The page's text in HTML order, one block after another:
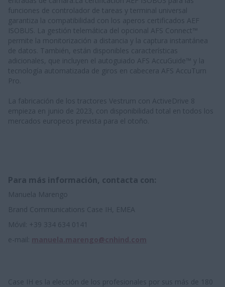
funciones de controlador de tareas y terminal universal
garantiza la compatibilidad con los aperos certificados AEF
ISOBUS. La gestión telemática del opcional AFS Connect™
permite la monitorización a distancia y la captura instantánea
de datos. También, están disponibles características
adicionales, que incluyen el autoguiado AFS AccuGuide™ y la
tecnología automatizada de giros en cabecera AFS AccuTurn
Pro.
La fabricación de los tractores Vestrum con ActiveDrive 8
empieza en junio de 2023, con disponibilidad total en todos los
mercados europeos prevista para el otoño.
Para más información, contacta con:
Manuela Marengo
Brand Communications Case IH, EMEA
Móvil: +39 334 634 0141
e-mail:
Case IH es la elección de los profesionales por sus más de 180